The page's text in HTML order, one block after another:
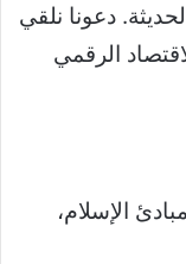
دعونا نلقي
الرقمي
الإسلام،